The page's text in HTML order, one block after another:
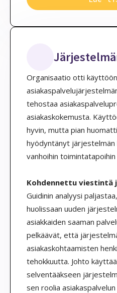
Organisaatio otti
tehostaa
asiakaskokemusta.
hyvin, mutta pian
hyödyntänyt järjestelmän
vanhoihin
Kohdennettu viestintä
Guidinin analyysi
huolissaan uuden
asiakkaiden saaman
pelkäävät, että
asiakaskohtaamisten
tehokkuutta. Johto
selventääkseen
sen roolia